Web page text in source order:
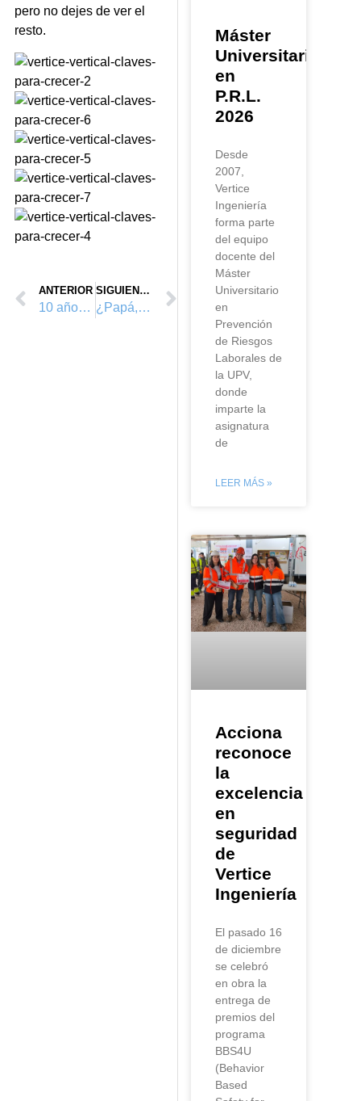
pero no dejes de ver el
resto.
ANTERIOR
10 años colaborando con la UPV
SIGUIENTE
¿Papá, tú en que trabajas?
Máster
Universitario
en
P.R.L.
2026
Desde
2007,
Vertice
Ingeniería
forma parte
del equipo
docente del
Máster
Universitario
en
Prevención
de Riesgos
Laborales de
la UPV,
donde
imparte la
asignatura
de
LEER MÁS »
Acciona
reconoce
la
excelencia
en
seguridad
de
Vertice
Ingeniería
El pasado 16
de diciembre
se celebró
en obra la
entrega de
premios del
programa
BBS4U
(Behavior
Based